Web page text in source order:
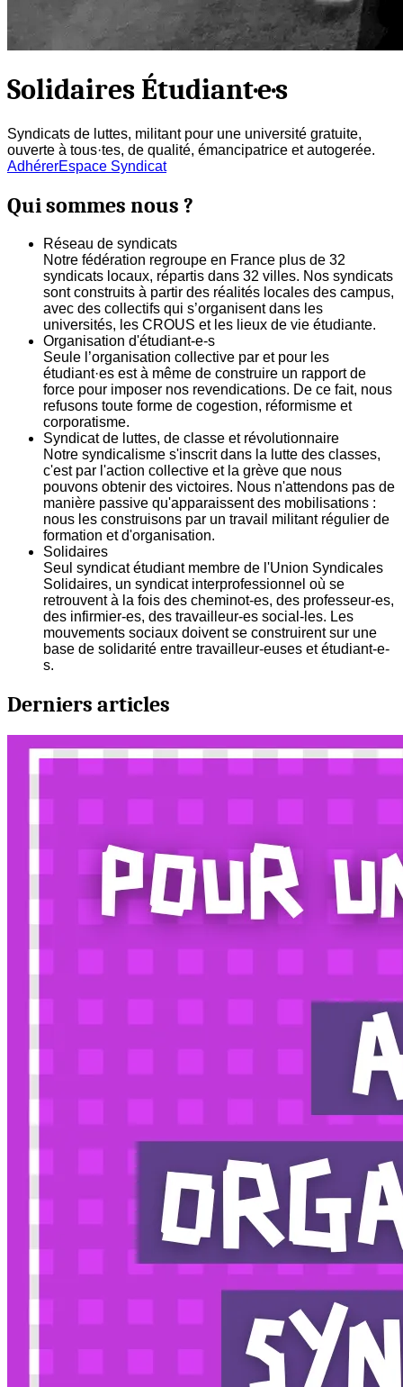
Solidaires Étudiant·e·s
Syndicats de luttes, militant pour une université gratuite,
ouverte à tous·tes, de qualité, émancipatrice et autogerée.
AdhérerEspace Syndicat
Qui sommes nous ?
Réseau de syndicats
Notre fédération regroupe en France plus de 32
syndicats locaux, répartis dans 32 villes. Nos syndicats
sont construits à partir des réalités locales des campus,
avec des collectifs qui s’organisent dans les
universités, les CROUS et les lieux de vie étudiante.
Organisation d'étudiant-e-s
Seule l’organisation collective par et pour les
étudiant·es est à même de construire un rapport de
force pour imposer nos revendications. De ce fait, nous
refusons toute forme de cogestion, réformisme et
corporatisme.
Syndicat de luttes, de classe et révolutionnaire
Notre syndicalisme s'inscrit dans la lutte des classes,
c'est par l'action collective et la grève que nous
pouvons obtenir des victoires. Nous n'attendons pas de
manière passive qu'apparaissent des mobilisations :
nous les construisons par un travail militant régulier de
formation et d'organisation.
Solidaires
Seul syndicat étudiant membre de l'Union Syndicales
Solidaires, un syndicat interprofessionnel où se
retrouvent à la fois des cheminot-es, des professeur-es,
des infirmier-es, des travailleur-es social-les. Les
mouvements sociaux doivent se construirent sur une
base de solidarité entre travailleur-euses et étudiant-e-
s.
Derniers articles